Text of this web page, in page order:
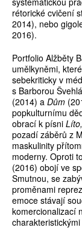
rétorické cvičení
2014), nebo
2016).
Portfolio Alžběty
umělkyněmi,
sebekriticky v
s Barborou
(2014) a Dům
popkulturnímu
obrací k písni
pozadí záběrů z
maskulinity
moderny. Oproti
(2016) obojí ve
Smutnou, se
proměnami
emoce stávají
komercionalizací